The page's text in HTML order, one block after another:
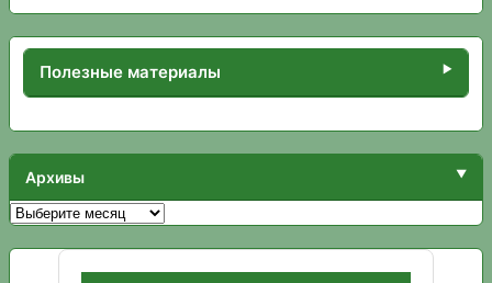
Полезные материалы
Архивы
Архивы